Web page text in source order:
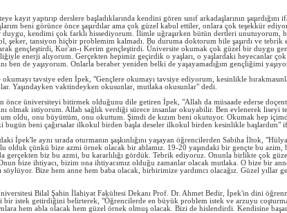
kayıt yaptırıp derslere başladıklarında kendini gören sınıf arkadaşlarının şaşırdığını
beni görünce önce şaşırdılar ama çok güzel kabul ettiler, onlara çok teşekkür
duygu, kendimi çok farklı hissediyorum. İlimle uğraşırken bütün dertleri unutuyorum,
şeker, tansiyon hiçbir problemim kalmadı. Bu duruma doktorum bile şaşırdı ve tebrik
gençleştirdi, Kur'an-ı Kerim gençleştirdi. Üniversite okumak çok güzel bir duygu
enerji alıyorum. Gerçekten hepimiz geçirdik o yaşları, o yaşlardaki heyecanlar
ben de yaşıyorum. Onlarla beraber yeniden belki de yaşayamadığım gençliğimi
okumayı tavsiye eden İpek, "Gençlere okumayı tavsiye ediyorum, kesinlikle
Yaşındayken vaktindeyken okusunlar, mutlaka okusunlar" dedi.
önce üniversiteyi bitirmek olduğunu dile getiren İpek, "Allah da müsaade ederse
olmak istiyorum. Allah sağlık verdiği sürece insanlar okuyabilir. Ben evlenerek liseyi
oldu, onu büyüttüm, onu okuttum. Şimdi de kızım beni okutuyor. Okumak hep
bugün beni çağırsalar ilkokul birden başla deseler ilkokul birden kesinlikle başlardım"
İpek'le aynı sırada oturmanın şaşkınlığını yaşayan öğrencilerden Sabiha İltok,
olduk çünkü bize azmi örnek olacak bir ablamız. 19-20 yaşındaki bir gençte bu azim,
gerçekten biz bu azmi, bu kararlılığı gördük. Tebrik ediyoruz. Onunla birlikte çok
bize ihtiyacı, bizim ona ihtiyacımız olduğu zamanlar olacak mutlaka. O bize bir
söylüyor. Bize hem anne hem baba olacak, birbirimize yardımcı olacağız. Güzel yıllar
Bilal Şahin İlahiyat Fakültesi Dekanı Prof. Dr. Ahmet Bedir, İpek'in dini
bir istek getirdiğini belirterek, "Öğrencilerde en büyük problem istek ve arzuyu
hem abla olacak hem güzel örnek olmuş olacak. Bizi de hislendirdi. Kendisine